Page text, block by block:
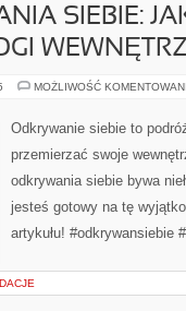
SIEBIE:
MOŻLIWOŚĆ
Odkrywanie siebie to
przemierzać swoje
odkrywania siebie bywa
jesteś gotowy na tę
artykułu! #odkrywansiebie